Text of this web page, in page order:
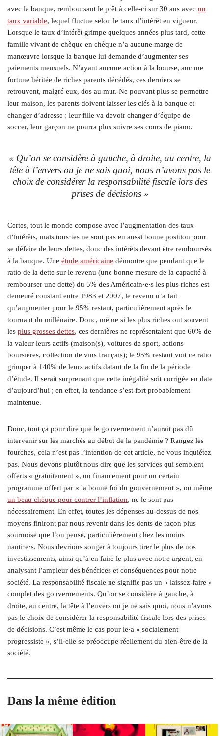
avec la banque, remboursant le prêt à celle-ci sur 30 ans avec un
taux variable, lequel fluctue selon le taux d’intérêt en vigueur.
Lorsque le taux d’intérêt grimpe quelques années plus tard, cette
famille vivant de chèque en chèque n’a aucune marge de
manœuvre lorsque la banque lui demande d’augmenter ses
paiements mensuels. N’ayant aucune action à la bourse, aucune
fortune héritée de riches parents décédés, ces derniers se
retrouvent, malgré eux, dos au mur. Ne pouvant plus se permettre
leur maison, les parents doivent laisser les clés à la banque et
changer d’adresse ; leur fille va devoir changer d’équipe de
soccer, leur garçon ne pourra plus suivre ses cours de piano.
« Qu’on se considère à gauche, à droite, au centre, la
tête à l’envers ou je ne sais quoi, nous n’avons pas le
choix de considérer la responsabilité fiscale lors des
prises de décisions »
Certes, tout le monde compose avec l’augmentation des taux
d’intérêts, mais tous·tes ne sont pas en aussi bonne position pour
se défaire de leurs dettes, donc des intérêts devant être remboursés
à la banque. Une étude américaine démontre que pendant que le
ratio de la dette sur le revenu (une bonne mesure de la capacité à
rembourser une dette) du 5% des Américain·e·s les plus riches est
demeuré constant entre 1983 et 2007, le revenu n’a fait
qu’augmenter pour le 95% restant, particulièrement après le
tournant du millénaire. Donc, même si les plus riches ont souvent
les plus grosses dettes, ces dernières ne représentaient que 60% de
la valeur leurs actifs (maison(s), voitures de sport, actions
boursières, collection de vins français); le 95% restant voit ce ratio
grimper à 140% de leurs actifs datant de la fin de la période
d’étude. Il serait surprenant que cette inégalité soit corrigée en date
d’aujourd’hui ; en effet, la tendance s’est fort probablement
maintenue.
Donc, tout ça pour dire que le gouvernement n’aurait pas dû
intervenir sur les marchés au début de la pandémie ? Rangez les
fourches, cela n’est pas l’intention de cet article, ne vous inquiétez
pas. Nous devons plutôt nous dire que les services qui semblent
offerts « gratuitement », un financement pour un certain
programme offert par « la bonne foi du gouvernement », ou même
un beau chèque pour contrer l’inflation, ne le sont pas
nécessairement. En effet, toutes les dépenses au-dessus de nos
moyens finiront par nous revenir dans les dents de façon plus
sournoise que l’on pense, particulièrement chez les moins
nanti·e·s. Nous devrions songer à toujours tirer le plus de nos
investissements, ainsi qu’à en faire le plus avec notre argent, en
analysant l’ampleur des bénéfices et conséquences pour notre
société. La responsabilité fiscale ne signifie pas un « laissez-faire »
complet des gouvernements. Qu’on se considère à gauche, à
droite, au centre, la tête à l’envers ou je ne sais quoi, nous n’avons
pas le choix de considérer la responsabilité fiscale lors des prises
de décisions. C’est même le cas pour le·a « socialement
progressiste », s’il·elle se préoccupe réellement du bien-être de la
société.
Dans la même édition